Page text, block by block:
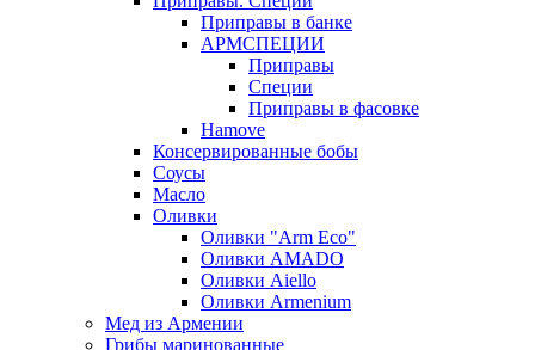
Приправы в банке
АРМСПЕЦИИ
Приправы
Специи
Приправы в фасовке
Hamove
Консервированные бобы
Соусы
Масло
Оливки
Оливки "Arm Eco"
Оливки AMADO
Оливки Aiello
Оливки Armenium
Мед из Армении
Грибы маринованные